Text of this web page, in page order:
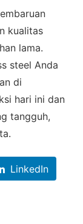
kualitas
lama.
steel Anda
di
hari ini dan
tangguh,
LinkedIn